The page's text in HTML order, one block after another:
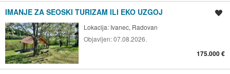
IMANJE ZA SEOSKI TURIZAM ILI EKO UZGOJ
Lokacija: Ivanec, Radovan
Objavljen:07.08.2026.
175.000 €